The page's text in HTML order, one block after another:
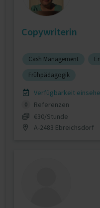
Copywriterin
Cash Management
Frühpädagogik
Verfügbarkeit
0
Referenzen
€30/Stunde
A-2483 Ebreichsdorf